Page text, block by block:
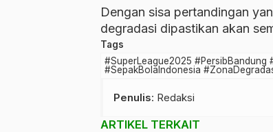
Dengan sisa pertandingan
degradasi dipastikan akan
Tags
#SuperLeague2025 #PersibBandung
#SepakBolaIndonesia
Penulis: Redaksi
ARTIKEL TERKAIT